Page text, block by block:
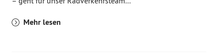
Mehr lesen